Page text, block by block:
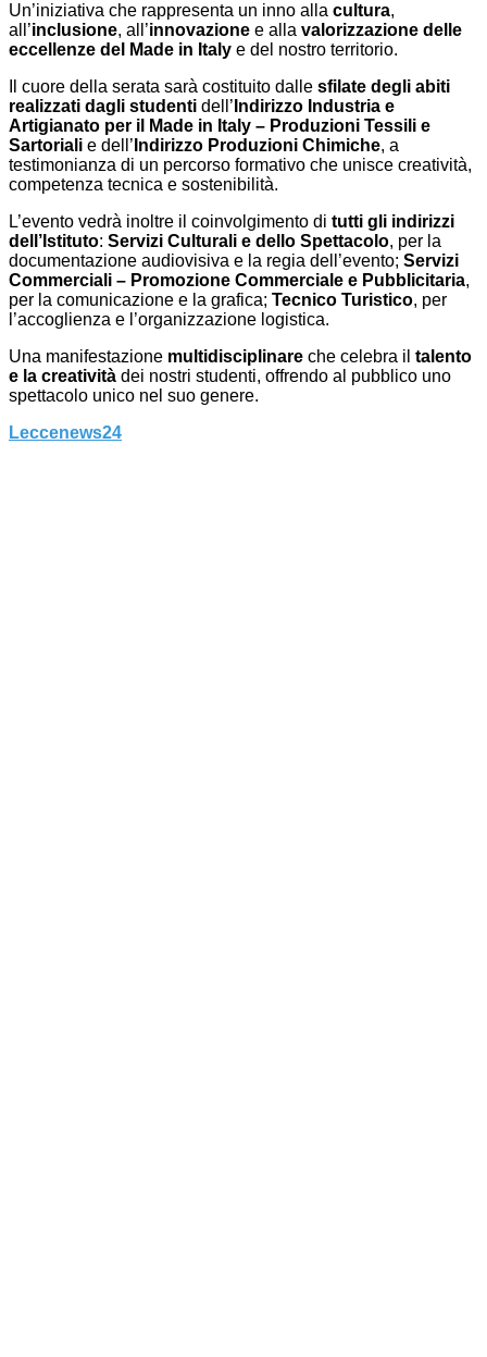
Un’iniziativa che rappresenta un inno alla cultura,
all’inclusione, all’innovazione e alla valorizzazione delle
eccellenze del Made in Italy e del nostro territorio.
Il cuore della serata sarà costituito dalle sfilate degli abiti
realizzati dagli studenti dell’ Indirizzo Industria e
Artigianato per il Made in Italy – Produzioni Tessili e
Sartoriali e dell’ Indirizzo Produzioni Chimiche, a
testimonianza di un percorso formativo che unisce creatività,
competenza tecnica e sostenibilità.
L’evento vedrà inoltre il coinvolgimento di tutti gli indirizzi
dell’Istituto: Servizi Culturali e dello Spettacolo, per la
documentazione audiovisiva e la regia dell’evento; Servizi
Commerciali – Promozione Commerciale e Pubblicitaria,
per la comunicazione e la grafica; Tecnico Turistico, per
l’accoglienza e l’organizzazione logistica.
Una manifestazione multidisciplinare che celebra il talento
e la creatività dei nostri studenti, offrendo al pubblico uno
spettacolo unico nel suo genere.
Leccenews24